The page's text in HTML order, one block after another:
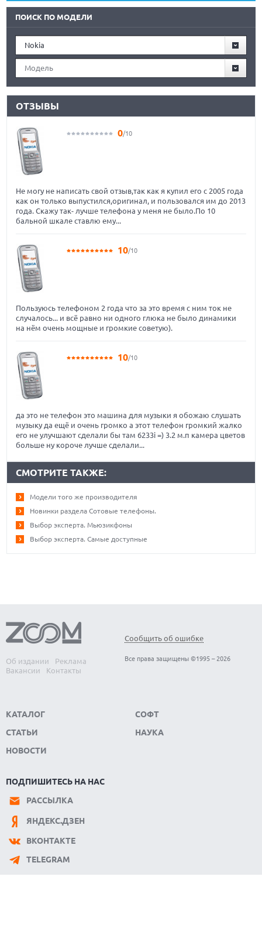
ПОИСК ПО МОДЕЛИ
Nokia
Модель
ОТЗЫВЫ
0/10
Не могу не написать свой отзыв,так как я купил его с 2005 года
как он только выпустился,оригинал, и пользовался им до 2013
года. Скажу так- лучше телефона у меня не было.По 10
бальной шкале ставлю ему...
10/10
Пользуюсь телефоном 2 года что за это время с ним ток не
случалось... и всё равно ни одного глюка не было динамики
на нём очень мощные и громкие советую).
10/10
да это не телефон это машина для музыки я обожаю слушать
музыку да ещё и очень громко а этот телефон громкий жалко
его не улучшают сделали бы там 6233i =) 3.2 м.п камера цветов
больше ну короче лучше сделали...
СМОТРИТЕ ТАКЖЕ:
Модели того же производителя
Новинки раздела Сотовые телефоны.
Выбор эксперта. Мьюзикфоны
Выбор эксперта. Самые доступные
Об издании
Реклама
Вакансии
Контакты
Сообщить об ошибке
Все права защищены ©1995 – 2026
КАТАЛОГ
СТАТЬИ
НОВОСТИ
СОФТ
НАУКА
ПОДПИШИТЕСЬ НА НАС
РАССЫЛКА
ЯНДЕКС.ДЗЕН
ВКОНТАКТЕ
TELEGRAM